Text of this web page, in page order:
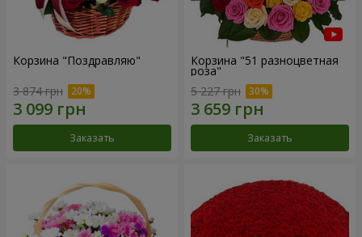
Корзина "Поздравляю"
3 874 грн
Заказать
Корзина "51 разноцветная
роза"
5 227 грн
Заказать